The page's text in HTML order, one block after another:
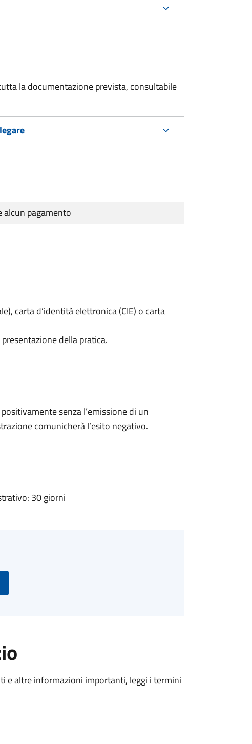
la documentazione prevista, consultabile
alcun pagamento
carta d’identità elettronica (CIE) o carta
della pratica.
senza l’emissione di un
comunicherà l’esito negativo.
30 giorni
e altre informazioni importanti, leggi i termini